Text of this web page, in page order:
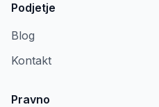
Podjetje
Blog
Kontakt
Pravno